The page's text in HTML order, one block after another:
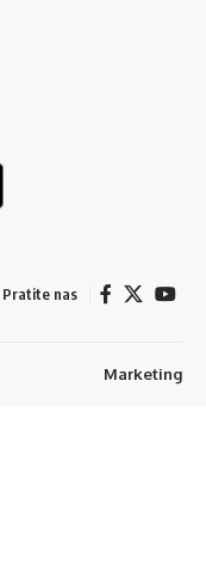
Pratite nas
Marketing